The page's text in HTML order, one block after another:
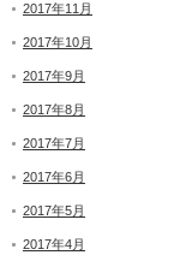
2017年11月
2017年10月
2017年9月
2017年8月
2017年7月
2017年6月
2017年5月
2017年4月